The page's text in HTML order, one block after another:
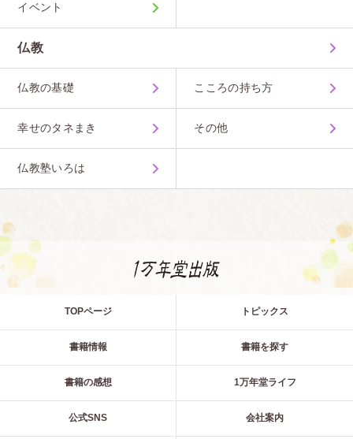
イベント
仏教
仏教の基礎 こころの持ち方
幸せのタネまき その他
仏教塾いろは
TOPページ トピックス
書籍情報 書籍を探す
書籍の感想 1万年堂ライフ
公式SNS 会社案内